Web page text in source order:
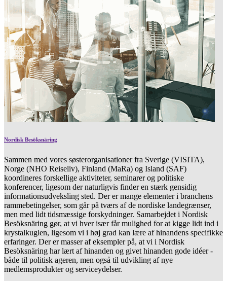
Nordisk Besöksnäring
Sammen med vores søsterorganisationer fra Sverige (VISITA),
Norge (NHO Reiseliv), Finland (MaRa) og Island (SAF)
koordineres forskellige aktiviteter, seminarer og politiske
konferencer, ligesom der naturligvis finder en stærk gensidig
informationsudveksling sted. Der er mange elementer i branchens
rammebetingelser, som går på tværs af de nordiske landegrænser,
men med lidt tidsmæssige forskydninger. Samarbejdet i Nordisk
Besöksnäring gør, at vi hver især får mulighed for at kigge lidt ind i
krystalkuglen, ligesom vi i høj grad kan lære af hinandens specifikke
erfaringer. Der er masser af eksempler på, at vi i Nordisk
Besöksnäring har lært af hinanden og givet hinanden gode idéer -
både til politisk ageren, men også til udvikling af nye
medlemsprodukter og serviceydelser.